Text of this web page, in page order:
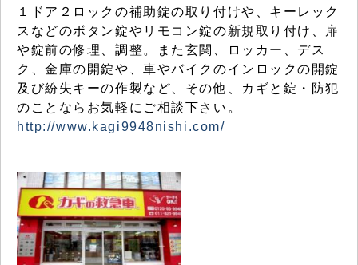
１ドア２ロックの補助錠の取り付けや、キーレック
スなどのボタン錠やリモコン錠の新規取り付け、扉
や錠前の修理、調整。また玄関、ロッカー、デス
ク、金庫の開錠や、車やバイクのインロックの開錠
及び紛失キーの作製など、その他、カギと錠・防犯
のことならお気軽にご相談下さい。
http://www.kagi9948nishi.com/